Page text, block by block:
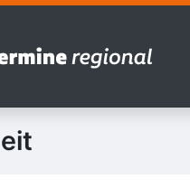
springen